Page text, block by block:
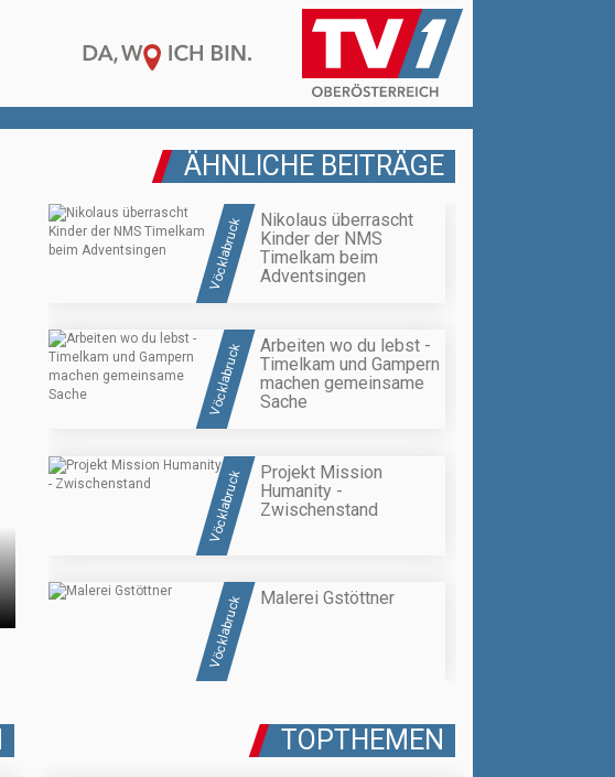
ÄHNLICHE BEITRÄGE
Vöcklabruck
Nikolaus überrascht
Kinder der NMS
Timelkam beim
Adventsingen
Vöcklabruck
Arbeiten wo du lebst -
Timelkam und Gampern
machen gemeinsame
Sache
Vöcklabruck
Projekt Mission
Humanity -
Zwischenstand
Vöcklabruck Malerei Gstöttner
TOPTHEMEN